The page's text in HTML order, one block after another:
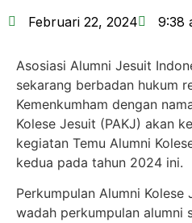
Februari 22, 2024 9:38
Asosiasi Alumni Jesuit
sekarang berbadan hukum
Kemenkumham dengan
Kolese Jesuit (PAKJ) akan
kegiatan Temu Alumni
kedua pada tahun 2024 ini.
Perkumpulan Alumni Kolese
wadah perkumpulan alumni